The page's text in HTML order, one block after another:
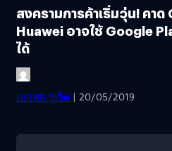
สงครามการค้าเริ่มวุ่น! คา
Huawei อาจใช้ Google
ได้
เอกพล ชูเชิด | 20/05/2019